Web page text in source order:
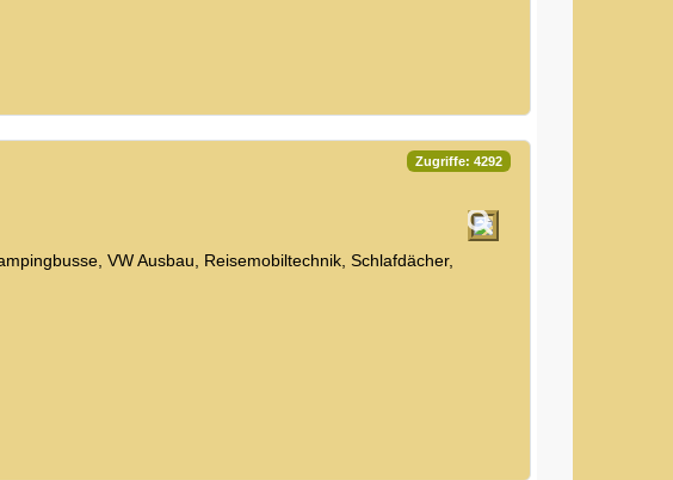
Zugriffe: 4292
VW Ausbau, Reisemobiltechnik, Schlafdächer,